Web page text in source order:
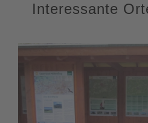
Rotbuche diente als
den A2 direkt zurück zum
folgst dem Sauerland-
Mit 663 m ü. NN ist sie der
Neben einer Wandergaststätte
auf dem Gipfel, der 1913
Interessante